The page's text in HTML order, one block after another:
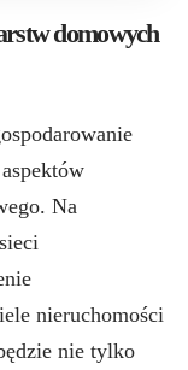
domowych
Na
nieruchomości
nie tylko